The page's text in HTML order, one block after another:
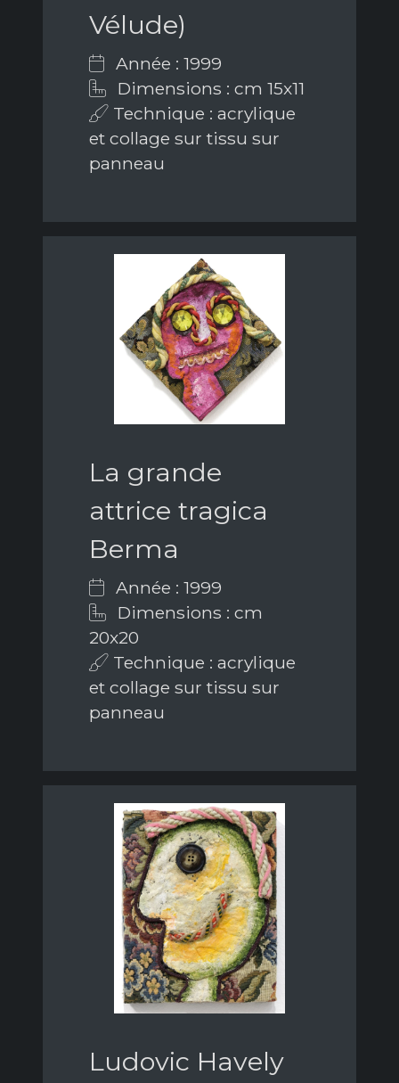
Vélude)
Année : 1999
Dimensions : cm 15x11
Technique : acrylique
et collage sur tissu sur
panneau
La grande
attrice tragica
Berma
Année : 1999
Dimensions : cm
20x20
Technique : acrylique
et collage sur tissu sur
panneau
Ludovic Havely